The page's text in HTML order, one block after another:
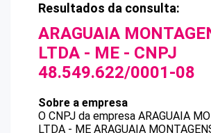
Resultados da consulta:
ARAGUAIA
LTDA - ME - CNPJ
48.549.622/0001-08
Sobre a empresa
O CNPJ da empresa ARAGUAIA
LTDA - ME ARAGUAIA